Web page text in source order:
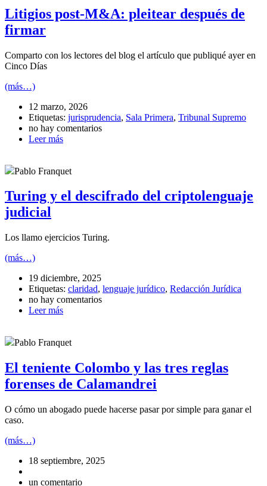
Litigios post-M&A: pleitear después de
firmar
Comparto con los lectores del blog el artículo que publiqué ayer en
Cinco Días
(más…)
12 marzo, 2026
Etiquetas: jurisprudencia, Sala Primera, Tribunal Supremo
no hay comentarios
Leer más
Pablo Franquet
Turing y el descifrado del criptolenguaje
judicial
Los llamo ejercicios Turing.
(más…)
19 diciembre, 2025
Etiquetas: claridad, lenguaje jurídico, Redacción Jurídica
no hay comentarios
Leer más
Pablo Franquet
El teniente Colombo y las tres reglas
forenses de Calamandrei
O cómo un abogado puede hacerse pasar por simple para ganar el
caso.
(más…)
18 septiembre, 2025
un comentario